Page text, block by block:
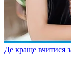
Де краще вчитися